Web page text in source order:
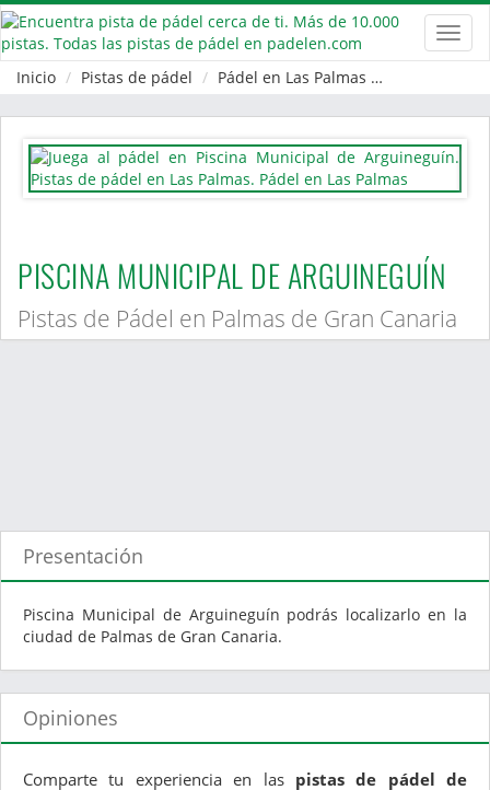
Inicio
Pistas de pádel Pádel en Las Palmas
PISCINA MUNICIPAL DE ARGUINEGUÍN
Pistas de Pádel en Palmas de Gran Canaria
Presentación
Piscina Municipal de Arguineguín podrás localizarlo en la
ciudad de Palmas de Gran Canaria.
Opiniones
Comparte tu experiencia en las pistas de pádel de